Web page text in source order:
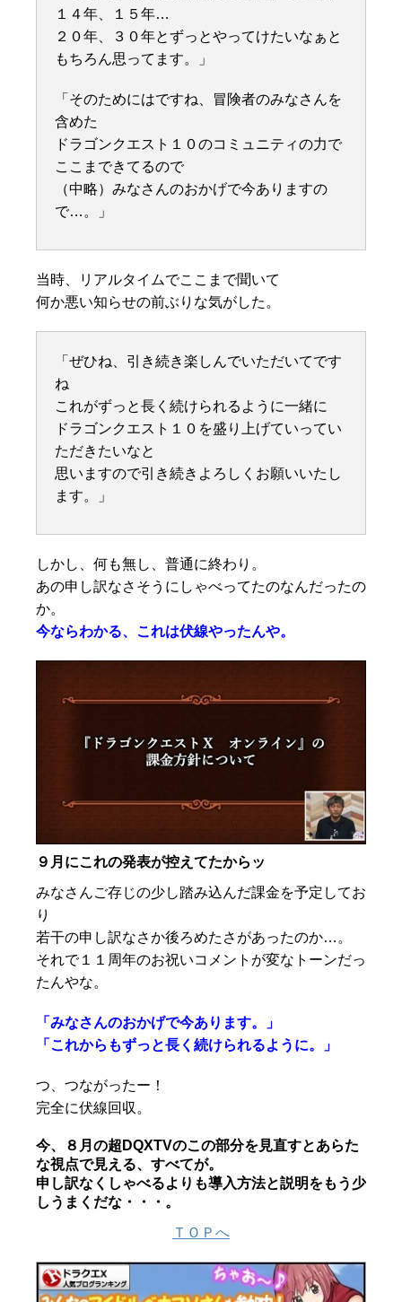
１４年、１５年…
２０年、３０年とずっとやってけたいなぁと
もちろん思ってます。」
「そのためにはですね、冒険者のみなさんを
含めた
ドラゴンクエスト１０のコミュニティの力で
ここまできてるので
（中略）みなさんのおかげで今ありますの
で…。」
当時、リアルタイムでここまで聞いて
何か悪い知らせの前ぶりな気がした。
「ぜひね、引き続き楽しんでいただいてです
ね
これがずっと長く続けられるように一緒に
ドラゴンクエスト１０を盛り上げていってい
ただきたいなと
思いますので引き続きよろしくお願いいたし
ます。」
しかし、何も無し、普通に終わり。
あの申し訳なさそうにしゃべってたのなんだったの
か。
今ならわかる、これは伏線やったんや。
９月にこれの発表が控えてたからッ
みなさんご存じの少し踏み込んだ課金を予定してお
り
若干の申し訳なさか後ろめたさがあったのか…。
それで１１周年のお祝いコメントが変なトーンだっ
たんやな。
「みなさんのおかげで今あります。」
「これからもずっと長く続けられるように。」
つ、つながったー！
完全に伏線回収。
今、８月の超DQXTVのこの部分を見直すとあらた
な視点で見える、すべてが。
申し訳なくしゃべるよりも導入方法と説明をもう少
しうまくだな・・・。
ＴＯＰへ